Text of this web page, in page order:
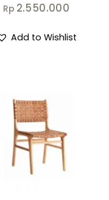
Rp 2.550.000
Add to Wishlist